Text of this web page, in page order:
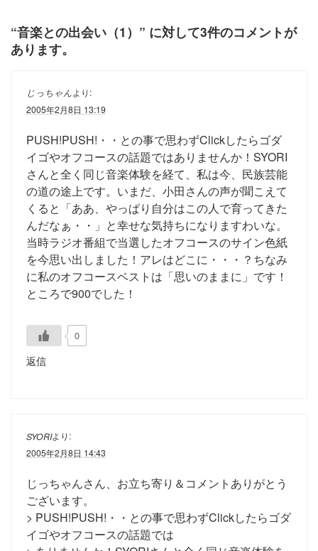
“音楽との出会い（1） ” に対して3件のコメントが
あります。
じっちゃんより:
2005年2月8日 13:19
PUSH!PUSH!・・との事で思わずClickしたらゴダ
イゴやオフコースの話題ではありませんか！SYORI
さんと全く同じ音楽体験を経て、私は今、民族芸能
の道の途上です。いまだ、小田さんの声が聞こえて
くると「ああ、やっぱり自分はこの人で育ってきた
んだなぁ・・」と幸せな気持ちになりますわいな。
当時ラジオ番組で当選したオフコースのサイン色紙
を今思い出しました！アレはどこに・・・？ちなみ
に私のオフコースベストは「思いのままに」です！
ところで900でした！
0
返信
SYORIより:
2005年2月8日 14:43
じっちゃんさん、お立ち寄り＆コメントありがとう
ございます。
> PUSH!PUSH!・・との事で思わずClickしたらゴダ
イゴやオフコースの話題では